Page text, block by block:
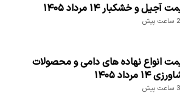
آجیل و خشکبار ۱۴ مرداد ۱۴۰۵
2 ساعت پیش
انواع نهاده های دامی و محصولات
۱۴ مرداد ۱۴۰۵
3 ساعت پیش